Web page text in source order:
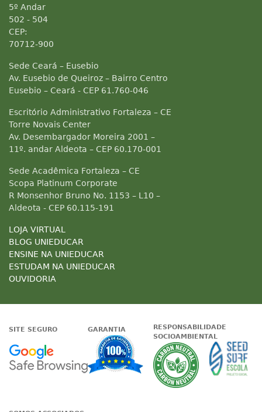
5º Andar
502 - 504
CEP:
70712-900
Sede Ceará – Eusebio
Av. Eusebio de Queiroz – Bairro Centro
Eusebio – Ceará - CEP 61.760-046
Escritório Administrativo Fortaleza – CE
Torre Novais Center
Av. Desembargador Moreira 2001 –
11º. andar Aldeota – CEP 60.170-001
Sede Acadêmica Fortaleza – CE
Scopa Platinum Corporate
R Monsenhor Bruno No. 1153 – L10 –
Aldeota - CEP 60.115-191
LOJA VIRTUAL
BLOG UNIEDUCAR
ENSINE NA UNIEDUCAR
ESTUDAM NA UNIEDUCAR
OUVIDORIA
SITE SEGURO
Google - Status do site no
GARANTIA
Garantia de
RESPONSABILIDADE
SOCIOAMBIENTAL
A